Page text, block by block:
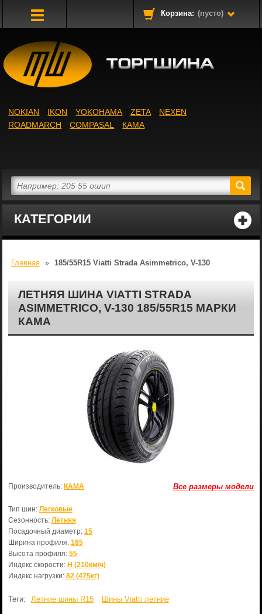
Корзина: (пусто)
КАТЕГОРИИ
NOKIAN IKON YOKOHAMA ZETA
NEXEN
ROADMARCH
COMPASAL КАМА
Главная » 185/55R15 Viatti Strada Asimmetrico, V-130
ЛЕТНЯЯ ШИНА VIATTI STRADA
ASIMMETRICO, V-130 185/55R15 МАРКИ
КАМА
Все размеры модели
Производитель: КАМА
Тип шин: Легковые
Сезонность: Летняя
Посадочный диаметр: 15
Ширина профиля: 185
Высота профиля: 55
Индекс скорости: H (210км/ч)
Индекс нагрузки: 82 (475кг)
Теги: Летние шины R15 Шины Viatti летние